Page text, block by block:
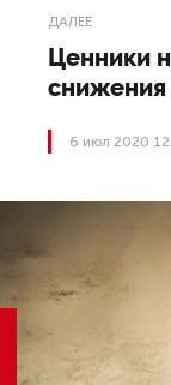
ДАЛЕЕ
Ценники
снижения
6 июл 2020